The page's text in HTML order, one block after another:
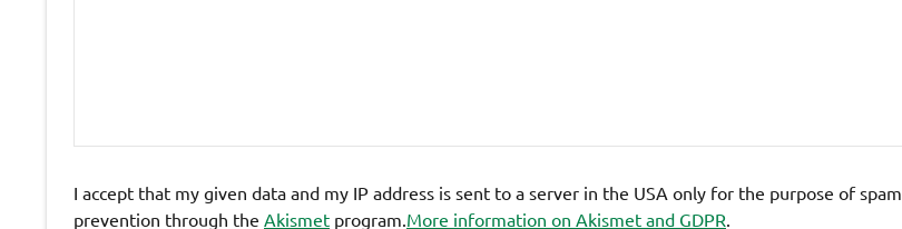
I accept that my given data and my IP address is sent to a server in the USA only for the purpose of spam
prevention through the Akismet program.More information on Akismet and GDPR.